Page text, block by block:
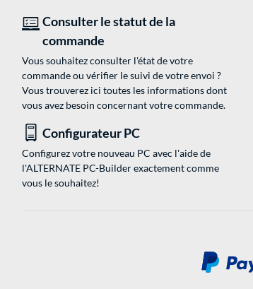
Consulter le statut de la
commande
Vous souhaitez consulter l'état de votre
commande ou vérifier le suivi de votre envoi ?
Vous trouverez ici toutes les informations dont
vous avez besoin concernant votre commande.
Configurateur PC
Configurez votre nouveau PC avec l'aide de
l'ALTERNATE PC-Builder exactement comme
vous le souhaitez!